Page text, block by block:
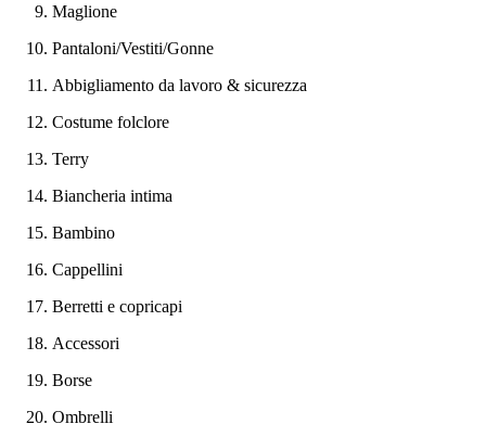
Maglione
Pantaloni/Vestiti/Gonne
Abbigliamento da lavoro & sicurezza
Costume folclore
Terry
Biancheria intima
Bambino
Cappellini
Berretti e copricapi
Accessori
Borse
Ombrelli